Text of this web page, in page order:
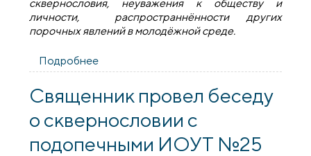
сквернословия, неуважения к обществу и
личности, распространнённости других
порочных явлений в молодёжной среде.
Подробнее
Волковысском аграрном колледже
Священник провел беседу
о сквернословии с
подопечными ИОУТ №25